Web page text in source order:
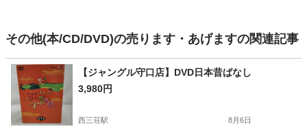
その他(本/CD/DVD)の売ります・あげますの関連記事
【ジャングル守口店】DVD日本昔ばなし
3,980円
西三荘駅 8月6日